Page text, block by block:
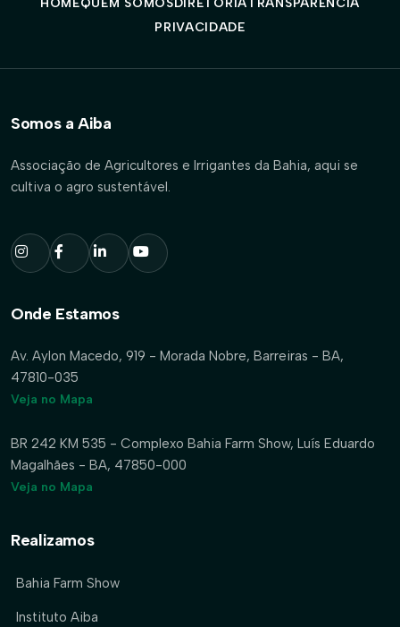
PRIVACIDADE
Somos a Aiba
Associação de Agricultores e Irrigantes da Bahia, aqui se
cultiva o agro sustentável.
Onde Estamos
Av. Aylon Macedo, 919 - Morada Nobre, Barreiras - BA,
47810-035
Veja no Mapa
BR 242 KM 535 - Complexo Bahia Farm Show, Luís Eduardo
Magalhães - BA, 47850-000
Veja no Mapa
Realizamos
Bahia Farm Show
Instituto Aiba